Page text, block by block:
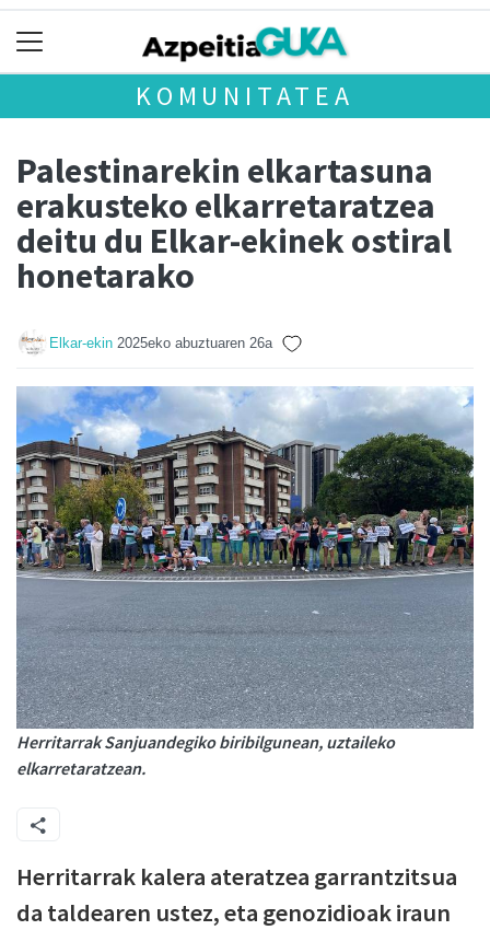
KOMUNITATEA
Palestinarekin elkartasuna
erakusteko elkarretaratzea
deitu du Elkar-ekinek ostiral
honetarako
Elkar-ekin 2025eko abuztuaren 26a
Herritarrak Sanjuandegiko biribilgunean, uztaileko
elkarretaratzean.
Herritarrak kalera ateratzea garrantzitsua
da taldearen ustez, eta genozidioak iraun